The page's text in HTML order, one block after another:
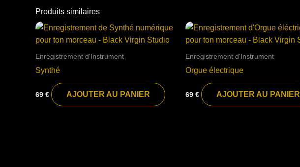
Produits similaires
Enregistrement d'Instrument
Synthé
69 € AJOUTER AU PANIER
Enregistrement d'Instrument
Orgue électrique
69 € AJOUTER AU PANIER